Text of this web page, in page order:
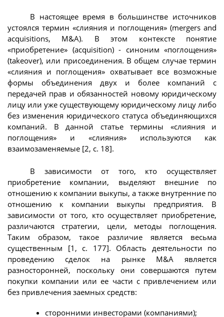
В настоящее время в большинстве источников
устоялся термин «слияния и поглощения» (mergers and
acquisitions, М&А). В этом контексте понятие
«приобретение» (acquisition) - синоним «поглощения»
(takeover), или присоединения. В общем случае термин
«слияния и поглощения» охватывает все возможные
формы объединения двух и более компаний с
передачей прав и обязанностей новому юридическому
лицу или уже существующему юридическому лицу либо
без изменения юридического статуса объединяющихся
компаний. В данной статье термины «слияния и
поглощения» и «слияния» используются как
взаимозаменяемые [2, с. 18].
В зависимости от того, кто осуществляет
приобретение компании, выделяют внешние по
отношению к компании выкупы, а также внутренние по
отношению к компании выкупы предприятия. В
зависимости от того, кто осуществляет приобретение,
различаются стратегии, цели, методы поглощения.
Таким образом, такое различие является весьма
существенным [1, с. 177]. Область деятельности по
проведению сделок на рынке М&А является
разносторонней, поскольку они совершаются путем
покупки компании или ее части с привлечением или
без привлечения заемных средств:
сторонними инвесторами (компаниями);